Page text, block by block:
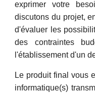
exprimer votre
discutons du projet,
d'évaluer les
des contraintes
l'établissement d'un
Le produit final vous
informatique(s)